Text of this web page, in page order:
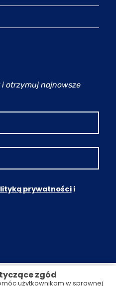
otrzymuj najnowsze
prywatnościi
zgód
użytkownikom w sprawnej